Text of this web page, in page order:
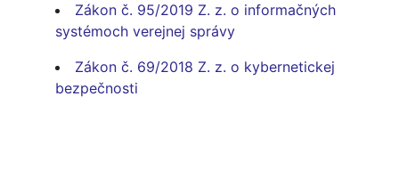
Zákon č. 95/2019 Z. z. o informačných
systémoch verejnej správy
Zákon č. 69/2018 Z. z. o kybernetickej
bezpečnosti